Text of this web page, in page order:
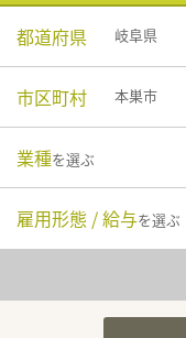
都道府県 岐阜県
市区町村 本巣市
業種を選ぶ
雇用形態 / 給与を選ぶ